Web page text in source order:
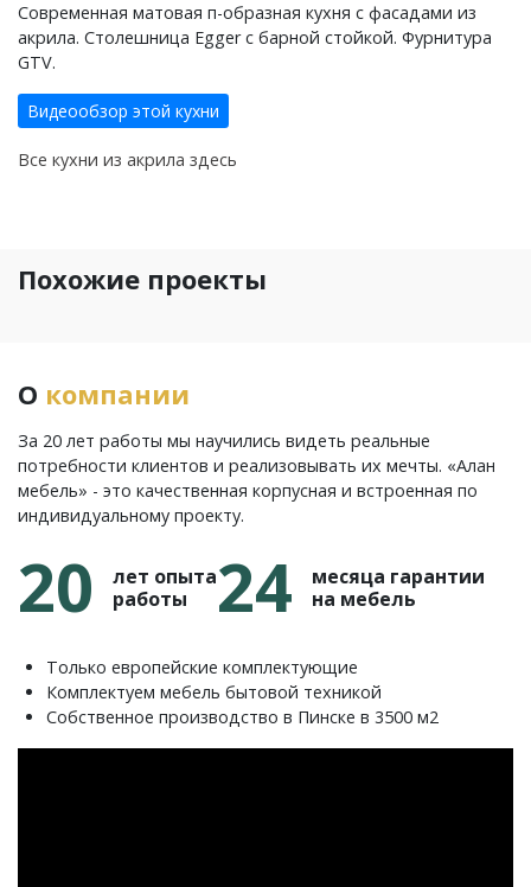
Современная матовая п-образная кухня с фасадами из
акрила. Столешница Egger с барной стойкой. Фурнитура
GTV.
Видеообзор этой кухни
Все кухни из акрила здесь
Похожие проекты
О компании
За 20 лет работы мы научились видеть реальные
потребности клиентов и реализовывать их мечты. «Алан
мебель» - это качественная корпусная и встроенная по
индивидуальному проекту.
20
лет опыта
работы
24
месяца гарантии
на мебель
Только европейские комплектующие
Комплектуем мебель бытовой техникой
Собственное производство в Пинске в 3500 м2